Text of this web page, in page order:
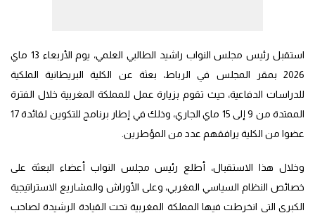
استقبل رئيس مجلس النواب راشيد الطالبي العلمي، يوم الأربعاء 13 ماي
2026 بمقر المجلس في الرباط، بعثة عن الكلية البريطانية الملكية
للدراسات الدفاعية، حيث تقوم بزيارة عمل للمملكة المغربية خلال الفترة
الممتدة من 9 إلى 15 ماي الجاري، وذلك في إطار برنامج للتكوين لفائدة 17
عضوا من الكلية يرافقهم عدد من المؤطرين.
وخلال هذا الاستقبال، أطلع رئيس مجلس النواب أعضاء البعثة على
خصائص النظام السياسي المغربي، وعلى الأوراش والمشاريع الاستراتيجية
الكبرى التي انخرطت فيها المملكة المغربية تحت القيادة الرشيدة لصاحب